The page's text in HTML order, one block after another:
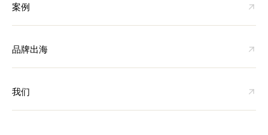
案例
品牌出海
我们